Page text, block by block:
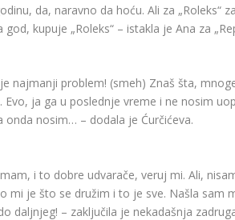
da, naravno da hoću. Ali za „Roleks“
kupuje „Roleks“ – istakla je Ana za
najmanji problem! (smeh) Znaš šta,
Evo, ja ga u poslednje vreme i ne nosim
nosim… – dodala je Ćurčićeva.
i to dobre udvarače, veruj mi. Ali,
mi je što se družim i to je sve. Našla sam
daljnjeg! – zaključila je nekadašnja